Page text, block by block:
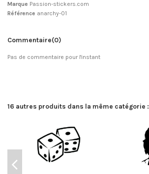
Marque Passion-stickers.com
Référence anarchy-01
Commentaire(0)
Pas de commentaire pour l'instant
16 autres produits dans la même catégorie :